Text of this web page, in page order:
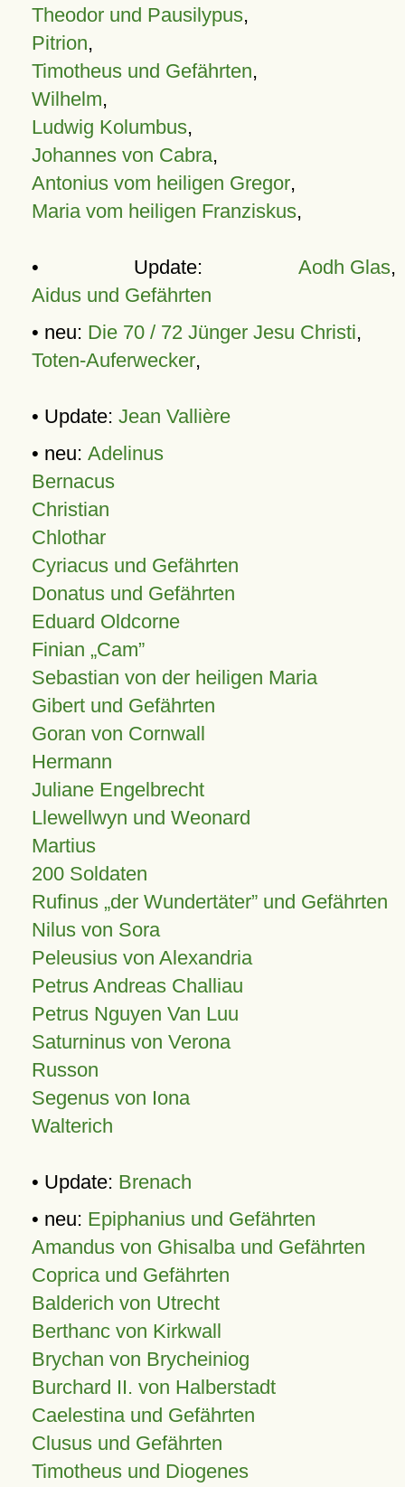
Theodor und Pausilypus,
Pitrion,
Timotheus und Gefährten,
Wilhelm,
Ludwig Kolumbus,
Johannes von Cabra,
Antonius vom heiligen Gregor,
Maria vom heiligen Franziskus,
• Update: Aodh Glas,
Aidus und Gefährten
• neu: Die 70 / 72 Jünger Jesu Christi,
Toten-Auferwecker,
• Update: Jean Vallière
• neu: Adelinus
Bernacus
Christian
Chlothar
Cyriacus und Gefährten
Donatus und Gefährten
Eduard Oldcorne
Finian Cam
Sebastian von der heiligen Maria
Gibert und Gefährten
Goran von Cornwall
Hermann
Juliane Engelbrecht
Llewellwyn und Weonard
Martius
200 Soldaten
Rufinus „der Wundertäter” und Gefährten
Nilus von Sora
Peleusius von Alexandria
Petrus Andreas Challiau
Petrus Nguyen Van Luu
Saturninus von Verona
Russon
Segenus von Iona
Walterich
• Update: Brenach
• neu: Epiphanius und Gefährten
Amandus von Ghisalba und Gefährten
Coprica und Gefährten
Balderich von Utrecht
Berthanc von Kirkwall
Brychan von Brycheiniog
Burchard II. von Halberstadt
Caelestina und Gefährten
Clusus und Gefährten
Timotheus und Diogenes